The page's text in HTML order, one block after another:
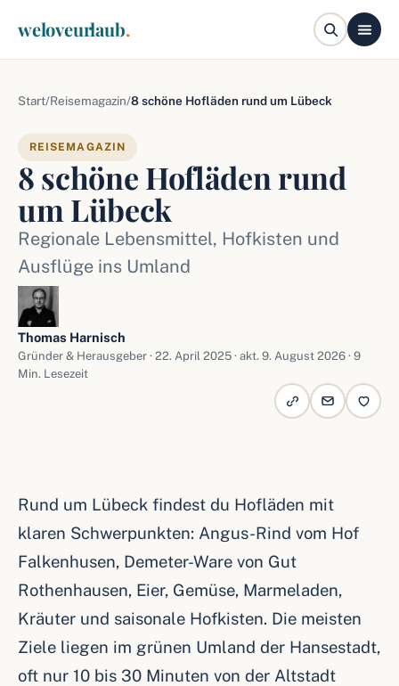
weloveurlaub.
Start/Reisemagazin/8 schöne Hofläden rund um Lübeck
REISEMAGAZIN
8 schöne Hofläden rund
um Lübeck
Regionale Lebensmittel, Hofkisten und
Ausflüge ins Umland
Thomas Harnisch
Gründer & Herausgeber · 22. April 2025 · akt. 9. August 2026 · 9
Min. Lesezeit
Rund um Lübeck findest du Hofläden mit
klaren Schwerpunkten: Angus-Rind vom Hof
Falkenhusen, Demeter-Ware von Gut
Rothenhausen, Eier, Gemüse, Marmeladen,
Kräuter und saisonale Hofkisten. Die meisten
Ziele liegen im grünen Umland der Hansestadt,
oft nur 10 bis 30 Minuten von der Altstadt